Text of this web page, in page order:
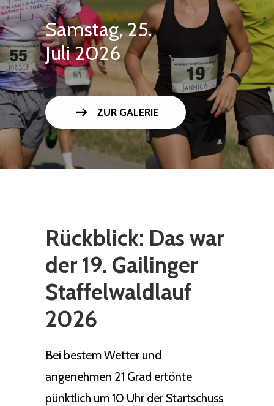
Samstag, 25.
Juli 2026
arrow_right_alt ZUR GALERIE
Rückblick: Das war
der 19. Gailinger
Staffelwaldlauf
2026
Bei bestem Wetter und
angenehmen 21 Grad ertönte
pünktlich um 10 Uhr der Startschuss